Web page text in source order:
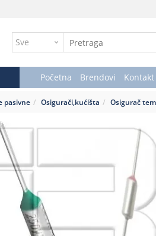
Početna Brendovi Kontakt
pasivne Osigurači,kućišta Osigurač